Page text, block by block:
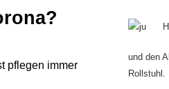
pflegen immer
und den
Rollstuhl.